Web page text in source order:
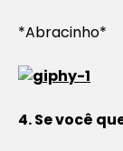
*Abracinho*
4. Se você